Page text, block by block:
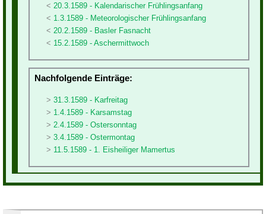
20.3.1589 - Kalendarischer Frühlingsanfang
1.3.1589 - Meteorologischer Frühlingsanfang
20.2.1589 - Basler Fasnacht
15.2.1589 - Aschermittwoch
Nachfolgende Einträge:
31.3.1589 - Karfreitag
1.4.1589 - Karsamstag
2.4.1589 - Ostersonntag
3.4.1589 - Ostermontag
11.5.1589 - 1. Eisheiliger Mamertus